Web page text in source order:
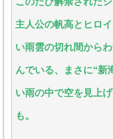
主人公の帆高とヒロ
い雨雲の切れ間から
んでいる、まさに“新
い雨の中で空を見上
も。